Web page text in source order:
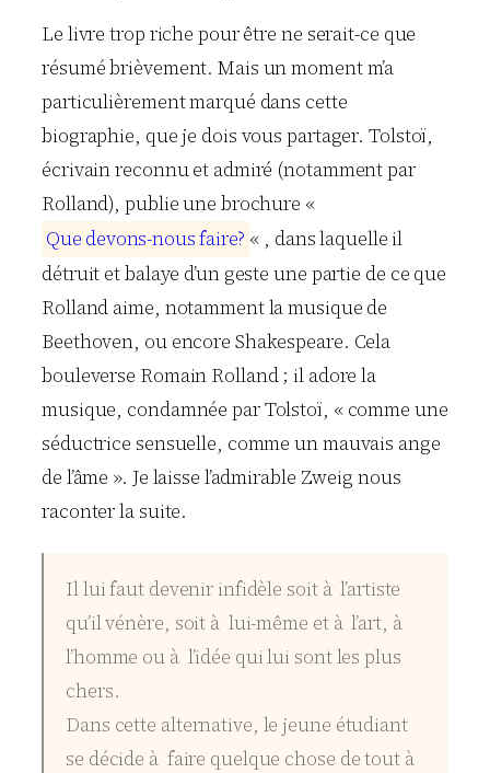
Le livre trop riche pour être ne serait-ce que
résumé brièvement. Mais un moment m’a
particulièrement marqué dans cette
biographie, que je dois vous partager. Tolstoï,
écrivain reconnu et admiré (notamment par
Rolland), publie une brochure «
Que devons-nousfaire? « , dans laquelle il
détruit et balaye d’un geste une partie de ce que
Rolland aime, notamment la musique de
Beethoven, ou encore Shakespeare. Cela
bouleverse Romain Rolland ; il adore la
musique, condamnée par Tolstoï, « comme une
séductrice sensuelle, comme un mauvais ange
de l’âme ». Je laisse l’admirable Zweig nous
raconter la suite.
Il lui faut devenir infidèle soit à l’artiste
qu’il vénère, soit à lui-même et à l’art, à
l’homme ou à l’idée qui lui sont les plus
chers.
Dans cette alternative, le jeune étudiant
se décide à faire quelque chose de tout à